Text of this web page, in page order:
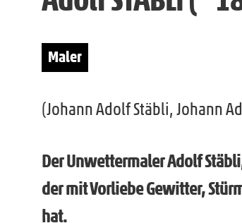
Maler
(Johann Adolf Stäbli, Johann
Der Unwettermaler Adolf
der mit Vorliebe Gewitter,
hat.